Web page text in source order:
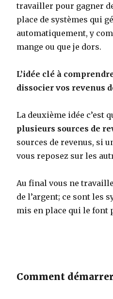
travailler pour gagner
place de systèmes qui
automatiquement, y
mange ou que je dors.
L’idée clé à
dissocier vos revenus
La deuxième idée c’est
plusieurs sources de
sources de revenus, si
vous reposez sur les
Au final vous ne
de l’argent; ce sont les
mis en place qui le font
Comment démarrer